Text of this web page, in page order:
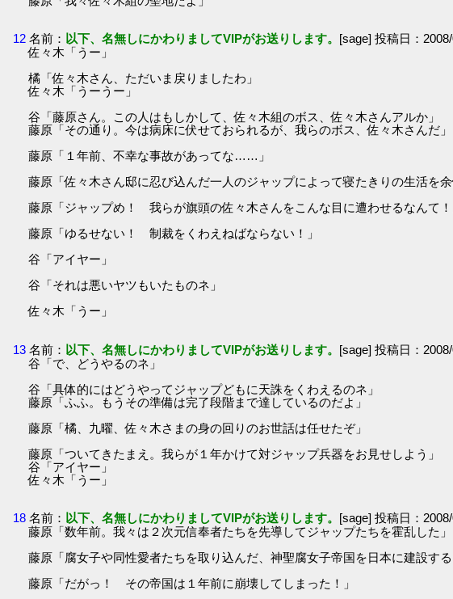
12 名前： 以下、名無しにかわりましてVIPがお送りします。 [sage] 投稿日：
佐々木「うー」
橘「佐々木さん、ただいま戻りましたわ」
佐々木「うーうー」
谷「藤原さん。この人はもしかして、佐々木組のボス、佐々木さんアルか」
藤原「その通り。今は病床に伏せておられるが、我らのボス、佐々木さんだ」
藤原「１年前、不幸な事故があってな……」
藤原「佐々木さん邸に忍び込んだ一人のジャップによって寝たきりの生活を
藤原「ジャップめ！ 我らが旗頭の佐々木さんをこんな目に遭わせるなんて！
藤原「ゆるせない！ 制裁をくわえねばならない！」
谷「アイヤー」
谷「それは悪いヤツもいたものネ」
佐々木「うー」
13 名前： 以下、名無しにかわりましてVIPがお送りします。 [sage] 投稿日：
谷「で、どうやるのネ」
谷「具体的にはどうやってジャップどもに天誅をくわえるのネ」
藤原「ふふ。もうその準備は完了段階まで達しているのだよ」
藤原「橘、九曜、佐々木さまの身の回りのお世話は任せたぞ」
藤原「ついてきたまえ。我らが１年かけて対ジャップ兵器をお見せしよう」
谷「アイヤー」
佐々木「うー」
18 名前： 以下、名無しにかわりましてVIPがお送りします。 [sage] 投稿日：
藤原「数年前。我々は２次元信奉者たちを先導してジャップたちを霍乱した」
藤原「腐女子や同性愛者たちを取り込んだ、神聖腐女子帝国を日本に建設する
藤原「だがっ！ その帝国は１年前に崩壊してしまった！」